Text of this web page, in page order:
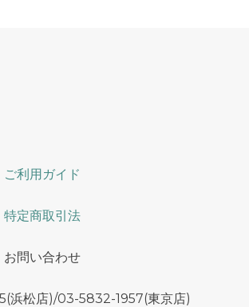
ご利用ガイド
特定商取引法
お問い合わせ
浜松店)/03-5832-1957(東京店)